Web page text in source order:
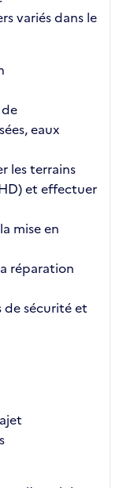
variés dans le
eaux
les terrains
et effectuer
mise en
réparation
de sécurité et